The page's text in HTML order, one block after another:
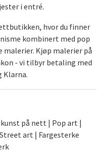
i entré.
hvor du finner
kombinert med pop
malerier. Kjøp malerier på
- vi tilbyr betaling med
Klarna.
på nett | Pop art |
art | Fargesterke